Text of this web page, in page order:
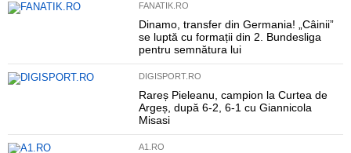
FANATIK.RO
Dinamo, transfer din Germania! „Câinii”
se luptă cu formații din 2. Bundesliga
pentru semnătura lui
DIGISPORT.RO
Rareș Pieleanu, campion la Curtea de
Argeș, după 6-2, 6-1 cu Giannicola
Misasi
A1.RO